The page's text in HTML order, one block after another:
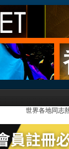
世界各地同志